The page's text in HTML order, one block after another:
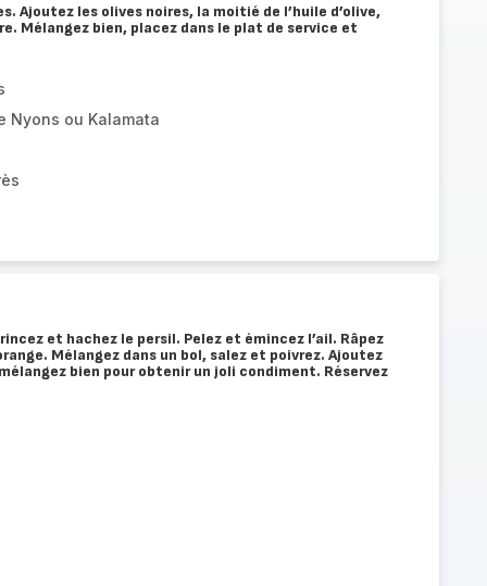
Ajoutez les olives noires, la moitié de l’huile d’olive,
Mélangez bien, placez dans le plat de service et
Nyons ou Kalamata
et hachez le persil. Pelez et émincez l’ail. Râpez
Mélangez dans un bol, salez et poivrez. Ajoutez
bien pour obtenir un joli condiment. Réservez